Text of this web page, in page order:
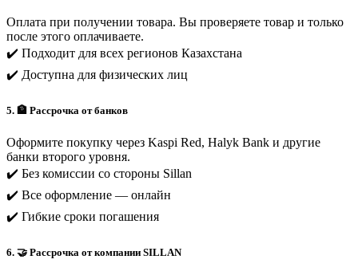
Оплата при получении товара. Вы проверяете товар и только
после этого оплачиваете.
✔️ Подходит для всех регионов Казахстана
✔️ Доступна для физических лиц
5. 🏦 Рассрочка от банков
Оформите покупку через Kaspi Red, Halyk Bank и другие
банки второго уровня.
✔️ Без комиссии со стороны Sillan
✔️ Все оформление — онлайн
✔️ Гибкие сроки погашения
6. 🤝 Рассрочка от компании SILLAN